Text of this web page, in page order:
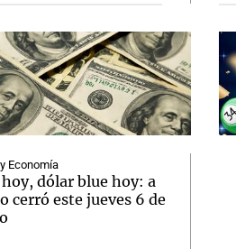
Economía
dólar blue hoy: a
cerró este jueves 6 de